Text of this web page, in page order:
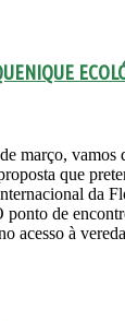
março, vamos
que
da
de
acesso à